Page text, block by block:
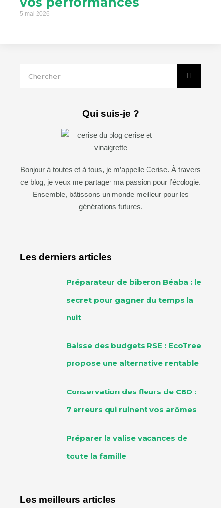
5 mai 2026
Qui suis-je ?
Bonjour à toutes et à tous, je m’appelle Cerise. À travers
ce blog, je veux me partager ma passion pour l’écologie.
Ensemble, bâtissons un monde meilleur pour les
générations futures.
Les derniers articles
Préparateur de biberon Béaba : le
secret pour gagner du temps la
nuit
Baisse des budgets RSE : EcoTree
propose une alternative rentable
Conservation des fleurs de CBD :
7 erreurs qui ruinent vos arômes
Préparer la valise vacances de
toute la famille
Les meilleurs articles